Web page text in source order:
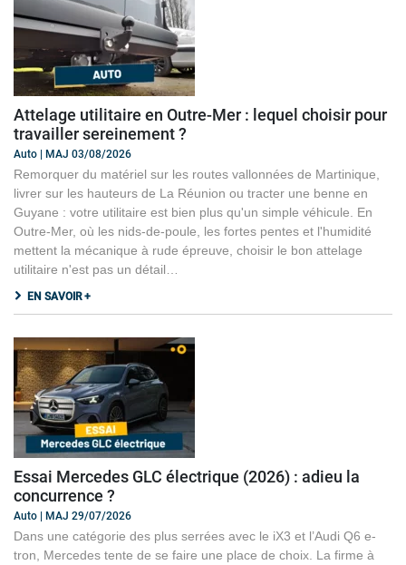
Attelage utilitaire en Outre-Mer : lequel choisir pour
travailler sereinement ?
Auto | MAJ 03/08/2026
Remorquer du matériel sur les routes vallonnées de Martinique,
livrer sur les hauteurs de La Réunion ou tracter une benne en
Guyane : votre utilitaire est bien plus qu'un simple véhicule. En
Outre-Mer, où les nids-de-poule, les fortes pentes et l'humidité
mettent la mécanique à rude épreuve, choisir le bon attelage
utilitaire n'est pas un détail…
EN SAVOIR +
Essai Mercedes GLC électrique (2026) : adieu la
concurrence ?
Auto | MAJ 29/07/2026
Dans une catégorie des plus serrées avec le iX3 et l’Audi Q6 e-
tron, Mercedes tente de se faire une place de choix. La firme à